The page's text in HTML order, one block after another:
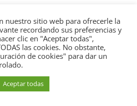
2024 a las 02:59
sorropotún y el marmitako, a pesar
el mismo plato en esencia. Al final,
y las costumbres locales, ¿no
nuestro sitio web para ofrecerle la
recordando sus preferencias y
clic en "Aceptar todas",
las cookies. No obstante,
de cookies" para dar un
Aceptar todas